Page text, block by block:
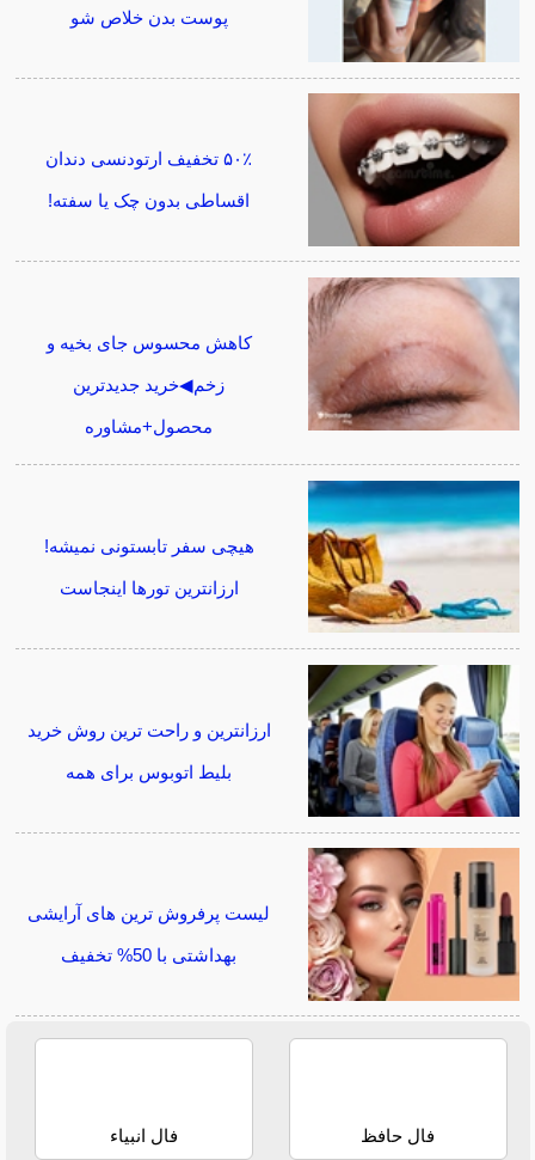
پوست بدن خلاص شو
۵۰٪ تخفیف ارتودنسی دندان
اقساطی بدون چک یا سفته!
کاهش محسوس جای بخیه و
زخم◀خرید جدیدترین
محصول+مشاوره
هیچی سفر تابستونی نمیشه!
ارزانترین تورها اینجاست
ارزانترین و راحت ترین روش خرید
بلیط اتوبوس برای همه
لیست پرفروش ترین های آرایشی
بهداشتی با 50% تخفیف
فال حافظ فال انبیاء